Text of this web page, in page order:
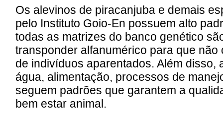
Os alevinos de piracanjuba e demais
pelo Instituto Goio-En possuem alto
todas as matrizes do banco genético
transponder alfanumérico para que não
de indivíduos aparentados. Além disso,
água, alimentação, processos de
seguem padrões que garantem a
bem estar animal.